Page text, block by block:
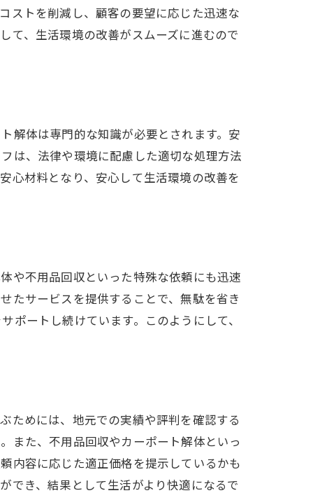
ストを削減し、顧客の要望に応じた迅速な
て、生活環境の改善がスムーズに進むので
解体は専門的な知識が必要とされます。安
は、法律や環境に配慮した適切な処理方法
心材料となり、安心して生活環境の改善を
や不用品回収といった特殊な依頼にも迅速
たサービスを提供することで、無駄を省き
ートし続けています。このようにして、
ためには、地元での実績や評判を確認する
また、不用品回収やカーポート解体といっ
内容に応じた適正価格を提示しているかも
でき、結果として生活がより快適になるで